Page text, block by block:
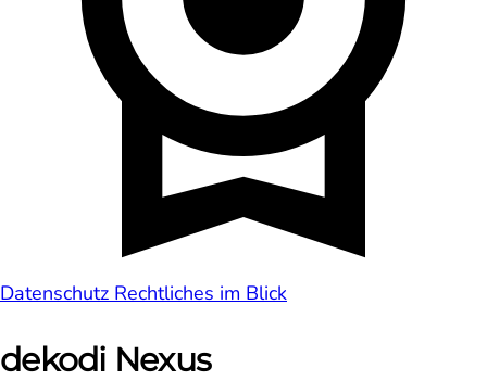
Datenschutz Rechtliches im Blick
dekodi Nexus